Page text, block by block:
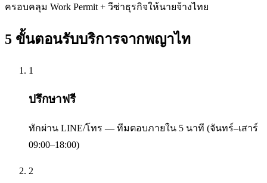
ครอบคลุม Work Permit + วีซ่าธุรกิจให้นายจ้างไทย
5 ขั้นตอนรับบริการจากพญาไท
1
ปรึกษาฟรี
ทักผ่าน LINE/โทร — ทีมตอบภายใน 5 นาที (จันทร์–เสาร์
09:00–18:00)
2